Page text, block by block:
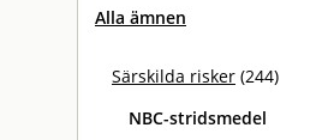
Alla ämnen
Särskilda risker (244)
NBC-stridsmedel